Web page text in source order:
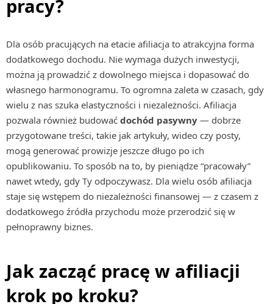
pracy?
Dla osób pracujących na etacie afiliacja to atrakcyjna forma
dodatkowego dochodu. Nie wymaga dużych inwestycji,
można ją prowadzić z dowolnego miejsca i dopasować do
własnego harmonogramu. To ogromna zaleta w czasach, gdy
wielu z nas szuka elastyczności i niezależności. Afiliacja
pozwala również budować dochód pasywny — dobrze
przygotowane treści, takie jak artykuły, wideo czy posty,
mogą generować prowizje jeszcze długo po ich
opublikowaniu. To sposób na to, by pieniądze “pracowały”
nawet wtedy, gdy Ty odpoczywasz. Dla wielu osób afiliacja
staje się wstępem do niezależności finansowej — z czasem z
dodatkowego źródła przychodu może przerodzić się w
pełnoprawny biznes.
Jak zacząć pracę w afiliacji
krok po kroku?